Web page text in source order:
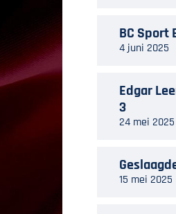
BC Sport
4 juni 2025
Edgar
3
24 mei 2025
15 mei 2025